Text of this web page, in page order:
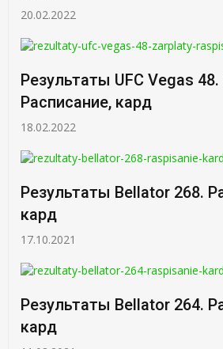
20.02.2022
Результаты UFC Vegas
Расписание, кард
18.02.2022
Результаты Bellator 268.
кард
17.10.2021
Результаты Bellator 264.
кард